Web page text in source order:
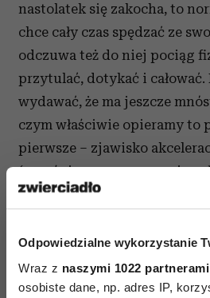
Odpowiedzialne wykorzystanie
Wraz z naszymi 1022 partnerami
osobiste dane, np. adres IP,
nastolatek się zakocha, to
chce cały czas spędzać ze
odczuwa też do niej pociąg
przytulać, dotykać i całować.
wydawać, że ma jeszcze
czym właściwie opieramy to
pierwsze – zjawisko
(przyśpieszonego rozwoju
dzisiejszy 12-latek nie ma nic
w swoich wspomnieniach
idealizować i przypominamy
wydarzenia będące